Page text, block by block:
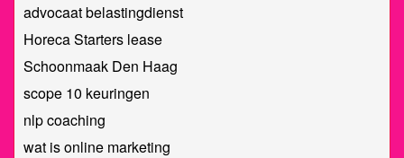
advocaat belastingdienst
Horeca Starters lease
Schoonmaak Den Haag
scope 10 keuringen
nlp coaching
wat is online marketing